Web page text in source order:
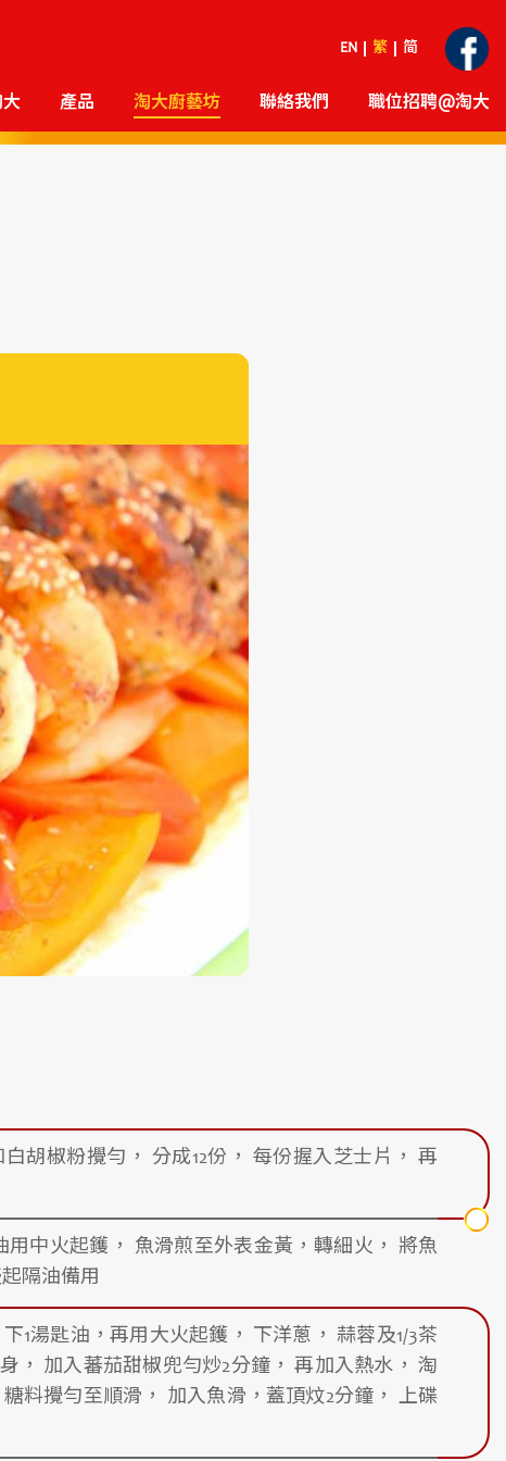
EN 繁 简
大 產品 淘大廚藝坊 聯絡我們 職位招聘@淘大
胡椒粉攪勻， 分成12份， 每份握入芝士片， 再
用中火起鑊， 魚滑煎至外表金黃，轉細火， 將魚
隔油備用
1湯匙油，再用大火起鑊， 下洋蔥， 蒜蓉及1/3茶
， 加入蕃茄甜椒兜勻炒2分鐘， 再加入熱水， 淘
料攪勻至順滑， 加入魚滑，蓋頂炆2分鐘， 上碟